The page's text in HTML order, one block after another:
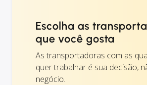
Escolha as
que você gosta
As transportadoras com as
quer trabalhar é sua decisão,
negócio.